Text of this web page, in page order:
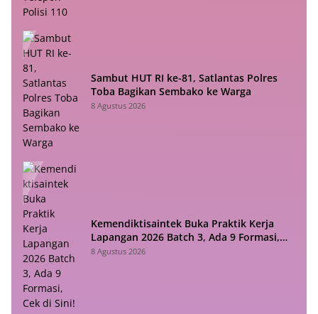
Sambut HUT RI ke-81, Satlantas Polres
Toba Bagikan Sembako ke Warga
8 Agustus 2026
Kemendiktisaintek Buka Praktik Kerja
Lapangan 2026 Batch 3, Ada 9 Formasi,
Cek di Sini!
8 Agustus 2026